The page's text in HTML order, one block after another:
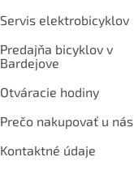
Servis elektrobicyklov
Predajňa bicyklov v
Bardejove
Otváracie hodiny
Prečo nakupovať u nás
Kontaktné údaje